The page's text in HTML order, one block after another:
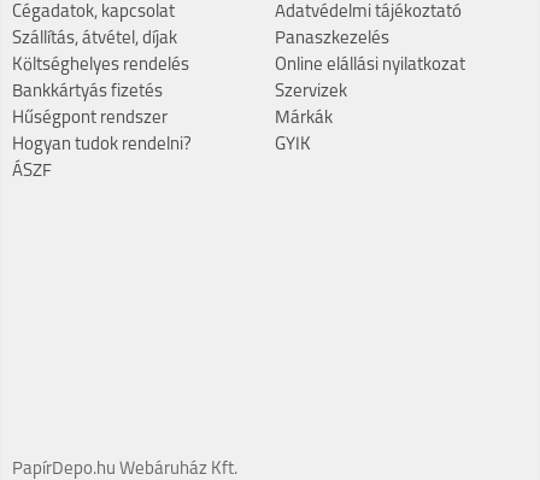
Cégadatok, kapcsolat
Szállítás, átvétel, díjak
Költséghelyes rendelés
Bankkártyás fizetés
Hűségpont rendszer
Hogyan tudok rendelni?
ÁSZF
Adatvédelmi tájékoztató
Panaszkezelés
Online elállási nyilatkozat
Szervizek
Márkák
GYIK
PapírDepo.hu Webáruház Kft.